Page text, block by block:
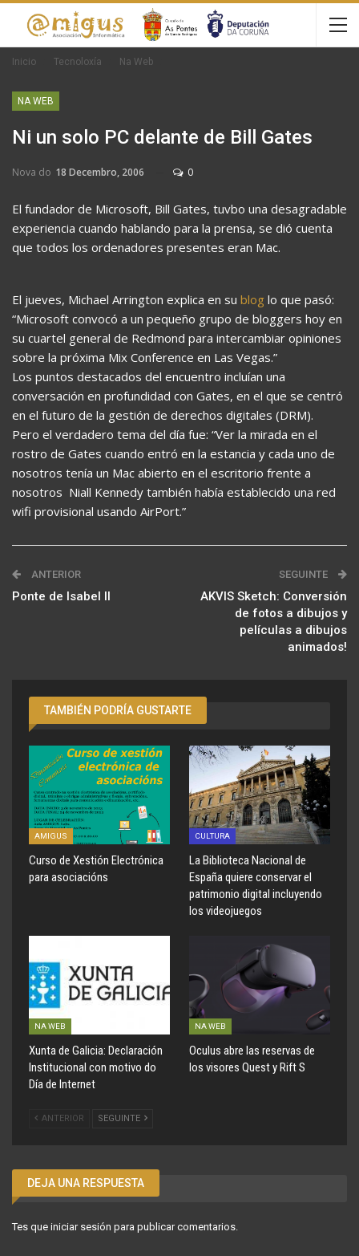
Inicio Tecnoloxía Na Web
NA WEB
Ni un solo PC delante de Bill Gates
Nova do 18 Decembro, 2006 0
El fundador de Microsoft, Bill Gates, tuvbo una desagradable
experiencia cuando hablando para la prensa, se dió cuenta
que todos los ordenadores presentes eran Mac.
El jueves, Michael Arrington explica en su blog lo que pasó:
“Microsoft convocó a un pequeño grupo de bloggers hoy en
su cuartel general de Redmond para intercambiar opiniones
sobre la próxima Mix Conference en Las Vegas.”
Los puntos destacados del encuentro incluían una
conversación en profundidad con Gates, en el que se centró
en el futuro de la gestión de derechos digitales (DRM).
Pero el verdadero tema del día fue: “Ver la mirada en el
rostro de Gates cuando entró en la estancia y cada uno de
nosotros tenía un Mac abierto en el escritorio frente a
nosotros  Niall Kennedy también había establecido una red
wifi provisional usando AirPort.”
ANTERIOR
Ponte de Isabel II
SEGUINTE
AKVIS Sketch: Conversión
de fotos a dibujos y
películas a dibujos
animados!
TAMBIÉN PODRÍA GUSTARTE
AMIGUS
Curso de Xestión Electrónica
para asociacións
CULTURA
La Biblioteca Nacional de
España quiere conservar el
patrimonio digital incluyendo
los videojuegos
NA WEB
Xunta de Galicia: Declaración
Institucional con motivo do
Día de Internet
NA WEB
Oculus abre las reservas de
los visores Quest y Rift S
ANTERIOR SEGUINTE
DEJA UNA RESPUESTA
Tes que iniciar sesión para publicar comentarios.